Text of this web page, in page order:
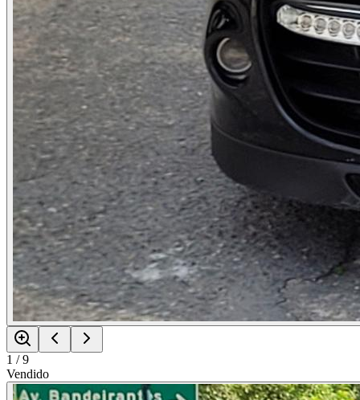
1 /9
Vendido